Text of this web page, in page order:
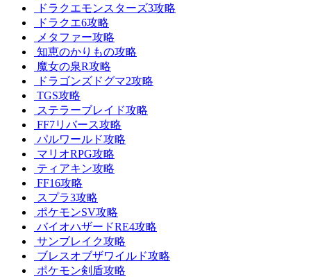
ドラクエモンスターズ3攻略
ドラクエ6攻略
メタファー攻略
知恵のかりもの攻略
魔女の泉R攻略
ドラゴンズドグマ2攻略
TGS攻略
ステラーブレイド攻略
FF7リバース攻略
パルワールド攻略
マリオRPG攻略
ティアキン攻略
FF16攻略
スプラ3攻略
ポケモンSV攻略
バイオハザードRE4攻略
サンブレイク攻略
ブレスオブザワイルド攻略
ポケモン剣盾攻略